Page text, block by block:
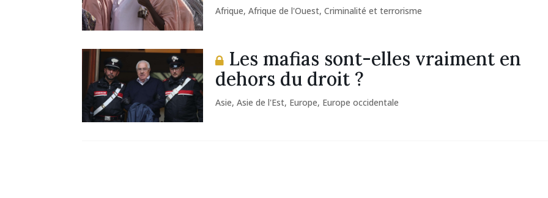
Afrique,Afrique de l'Ouest,Criminalité et terrorisme
Les mafias sont-elles vraiment en
dehors du droit ?
Asie,Asie de l'Est, Europe, Europe occidentale